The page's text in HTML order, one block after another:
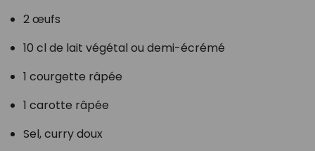
2 œufs
10 cl de lait végétal ou demi-écrémé
1 courgette râpée
1 carotte râpée
Sel, curry doux